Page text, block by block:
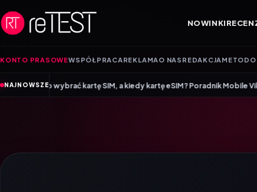
NOWINKI
KONTO PRASOWEWSPÓŁPRACA REKLAMA O NAS REDAKCJA
NAJNOWSZE
kartę SIM, a kiedy kartę eSIM? Poradnik Mobile Vikings•